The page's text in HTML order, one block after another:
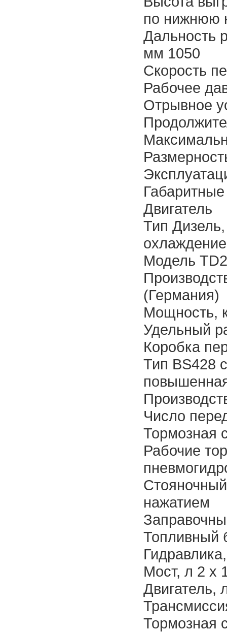
по нижнюю
Дальность
мм 1050
Скорость
Рабочее
Отрывное
Двигатель
Тип
Модель
(Германия)
Мощность,
Удельный
Коробка
Тип BS428
Число
Тормозная
Рабочие
нажатием
Топливный
Мост, л 2 х
Двигатель,
Тормозная